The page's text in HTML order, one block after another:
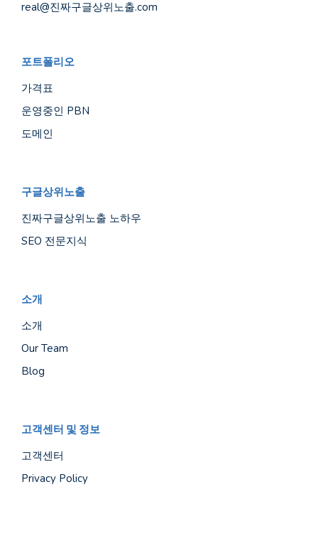
real@진짜구글상위노출.com
포트폴리오
가격표
운영중인 PBN
도메인
구글상위노출
진짜구글상위노출 노하우
SEO 전문지식
소개
소개
Our Team
Blog
고객센터 및 정보
고객센터
Privacy Policy